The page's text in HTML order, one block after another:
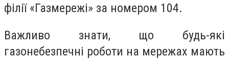
філії «Газмережі» за номером 104.
Важливо знати, що будь-які
газонебезпечні роботи на мережах мають